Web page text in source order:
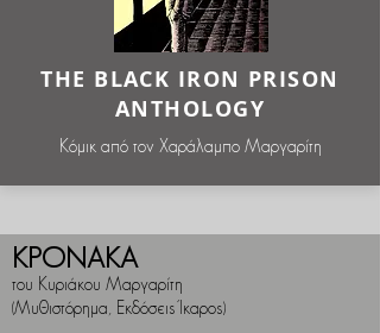
THE BLACK IRON PRISON
ANTHOLOGY
Κόμικ από τον Χαράλαμπο Μαργαρίτη
ΚΡΟΝΑΚΑ
του Κυριάκου Μαργαρίτη
(Μυθιστόρημα, Εκδόσεις Ίκαρος)